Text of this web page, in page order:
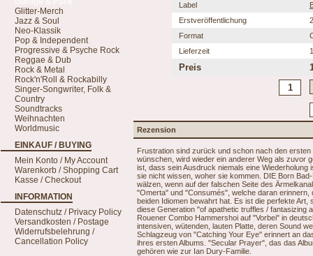
Glitter-Merch
Jazz & Soul
Neo-Klassik
Pop & Independent
Progressive & Psyche Rock
Reggae & Dub
Rock & Metal
Rock'n'Roll & Rockabilly
Singer-Songwriter, Folk &
Country
Soundtracks
Weihnachten
Worldmusic
EINKAUF / BUYING
Mein Konto / My Account
Warenkorb / Shopping Cart
Kasse / Checkout
INFORMATION
Datenschutz / Privacy Policy
Versandkosten / Postage
Widerrufsbelehrung /
Cancellation Policy
Label
Erstveröffentlichung
Format
Lieferzeit
Preis
Rezension
Frustration sind zurück und schon nach den
wünschen, wird wieder ein anderer Weg als zuvor
ist, dass sein Ausdruck niemals eine
sie nicht wissen, woher sie kommen. DIE Born
wälzen, wenn auf der falschen Seite des
"Omerta" und "Consumés", welche daran
beiden Idiomen bewahrt hat. Es ist die perfekte
diese Generation "of apathetic truffles / fantasizing
Rouener Combo Hammershoi auf "Vorbei" in
intensiven, wütenden, lauten Platte, deren Sound
Schlagzeug von "Catching Your Eye" erinnert an
ihres ersten Albums. "Secular Prayer", das das
gehören wie zur Ian Dury-Familie.